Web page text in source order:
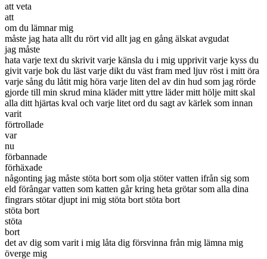
att veta
att
om du lämnar mig
måste jag hata allt du rört vid allt jag en gång älskat avgudat
jag måste
hata varje text du skrivit varje känsla du i mig upprivit varje kyss du
givit varje bok du läst varje dikt du väst fram med ljuv röst i mitt öra
varje sång du låtit mig höra varje liten del av din hud som jag rörde
gjorde till min skrud mina kläder mitt yttre läder mitt hölje mitt skal
alla ditt hjärtas kval och varje litet ord du sagt av kärlek som innan
varit
förtrollade
var
nu
förbannade
förhäxade
någonting jag måste stöta bort som olja stöter vatten ifrån sig som
eld förångar vatten som katten går kring heta grötar som alla dina
fingrars stötar djupt ini mig stöta bort stöta bort
stöta bort
stöta
bort
det av dig som varit i mig låta dig försvinna från mig lämna mig
överge mig